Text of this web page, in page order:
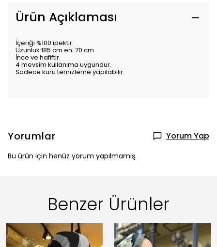
Ürün Açıklaması
İçeriği %100 ipektir.
Uzunluk:185 cm en: 70 cm
İnce ve hafiftir.
4 mevsim kullanıma uygundur.
Sadece kuru temizleme yapılabilir.
Yorumlar Yorum Yap
Bu ürün için henüz yorum yapılmamış.
Benzer Ürünler